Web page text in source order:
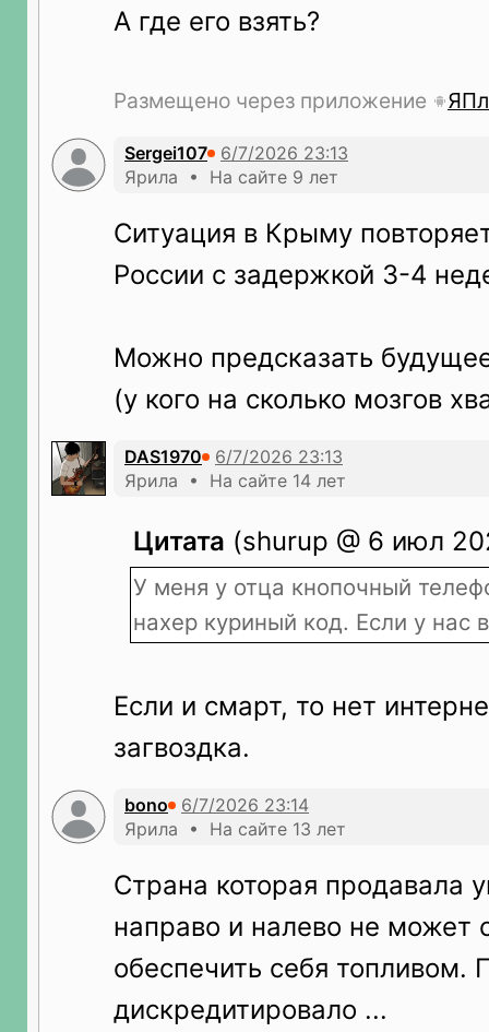
А где его взять?
Размещено через приложение
Sergei107
Ярила • На сайте 9 лет
Ситуация в Крыму
России с задержкой 3-4
Можно предсказать
(у кого на сколько мозгов
DAS1970
Ярила • На сайте 14 лет
Цитата (shurup @ 6 июл
У меня у отца кнопочный
нахер куриный код. Если у нас
Если и смарт, то нет
загвоздка.
bono
Ярила • На сайте 13 лет
Страна которая продавала
направо и налево не может
обеспечить себя топливом.
дискредитировало ...